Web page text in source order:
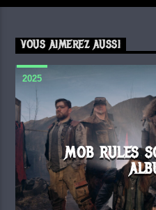
VOUS AIMEREZ AUSSI
2025
MOB RULES